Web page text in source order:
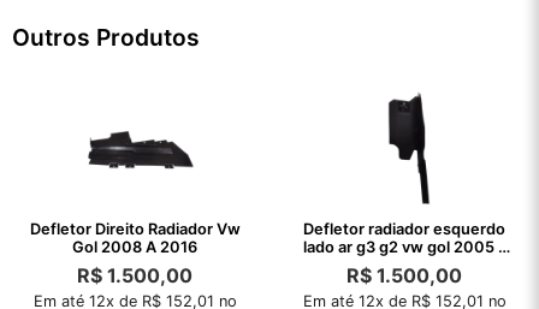
Outros Produtos
Defletor Direito Radiador Vw
Gol 2008 A 2016
R$ 1.500,00
Em até 12x de R$ 152,01 no
Defletor radiador esquerdo
lado ar g3 g2 vw gol 2005 a
2005
R$ 1.500,00
Em até 12x de R$ 152,01 no